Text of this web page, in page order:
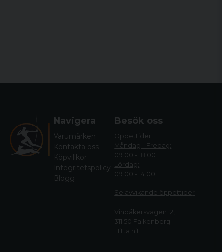
Navigera
Varumärken
Kontakta oss
Köpvillkor
Integritetspolicy
Blogg
Besök oss
Öppettider
Måndag - Fredag:
09.00 - 18.00
Lördag:
09.00 - 14.00
Se avvikande öppettider
Vindåkersvägen 12,
311 50 Falkenberg
Hitta hit